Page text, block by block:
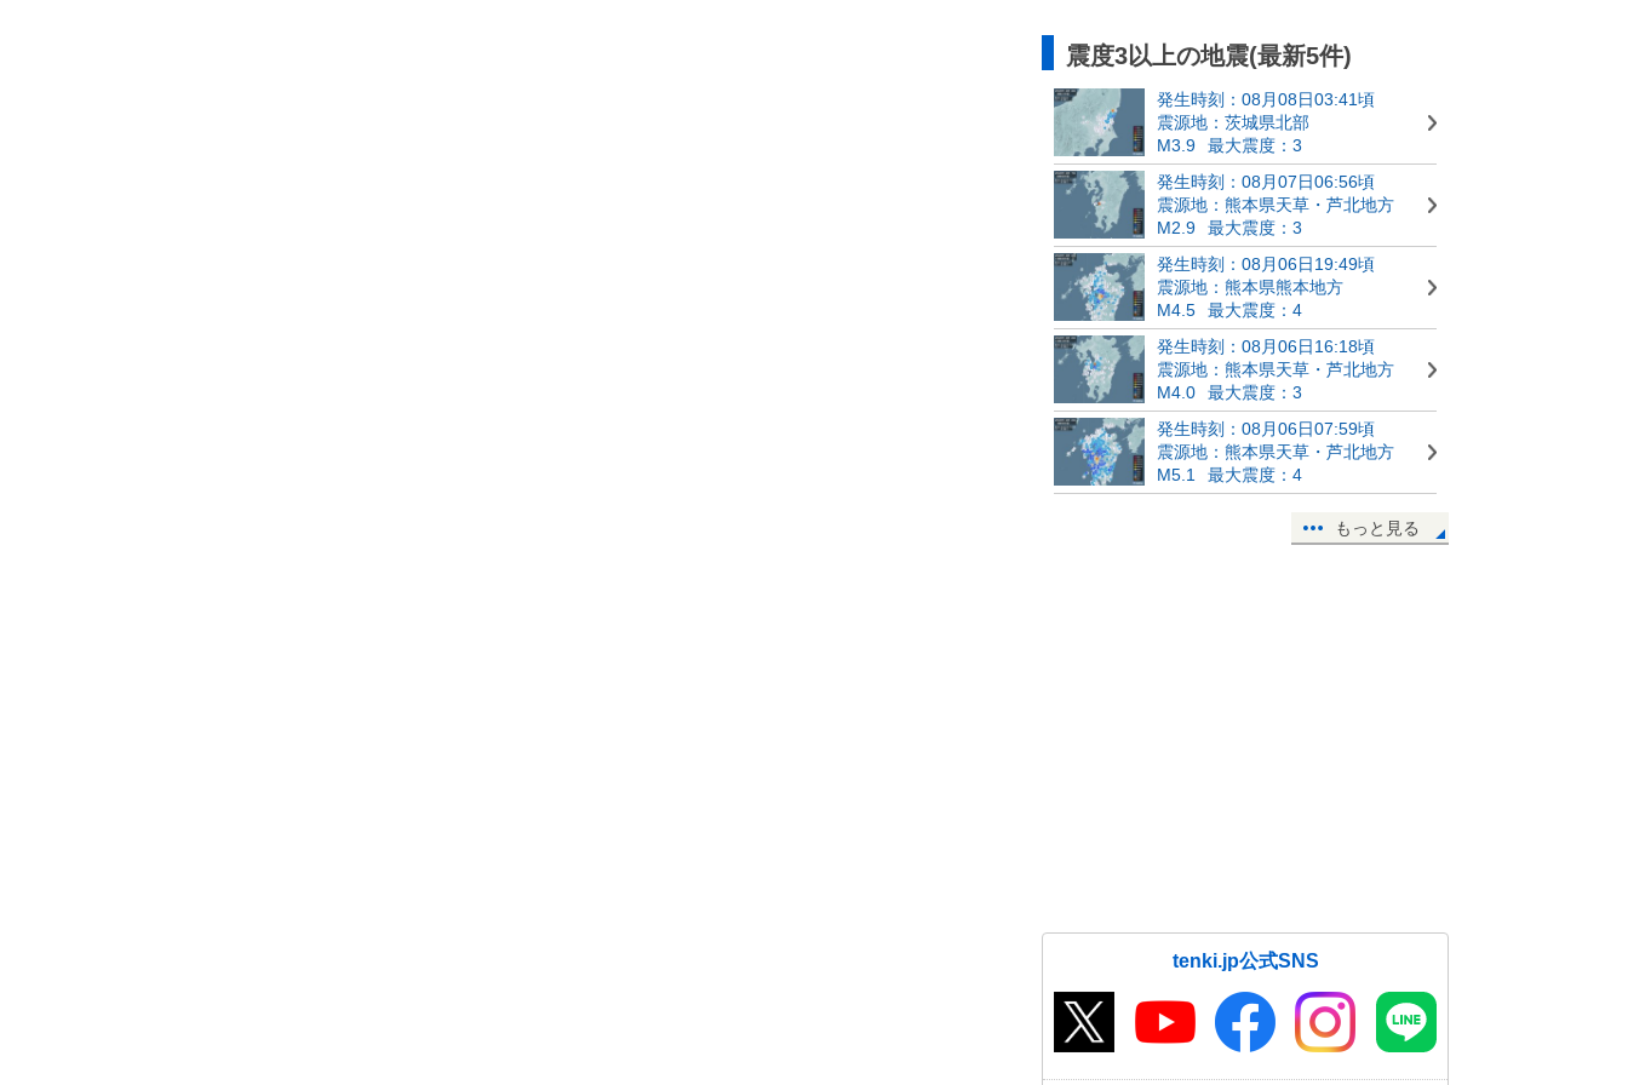
震度3以上の地震(最新5件)
発生時刻：08月08日03:41頃
震源地：茨城県北部
M3.9
最大震度：3
発生時刻：08月07日06:56頃
震源地：熊本県天草・芦北地方
M2.9
最大震度：3
発生時刻：08月06日19:49頃
震源地：熊本県熊本地方
M4.5
最大震度：4
発生時刻：08月06日16:18頃
震源地：熊本県天草・芦北地方
M4.0
最大震度：3
発生時刻：08月06日07:59頃
震源地：熊本県天草・芦北地方
M5.1
最大震度：4
もっと見る
tenki.jp公式SNS